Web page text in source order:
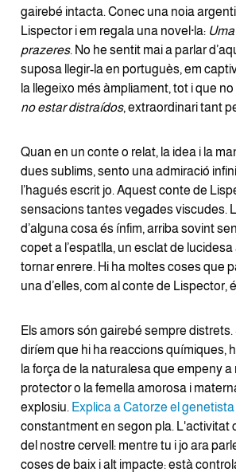
gairebé intacta. Conec una noia
Lispector i em regala una novel·la:
prazeres. No he sentit mai a parlar
suposa llegir-la en portuguès, em
la llegeixo més àmpliament, tot i que
no estar distraídos, extraordinari tant
Quan en un conte o relat, la idea i la
dues sublims, sento una admiració
l’hagués escrit jo. Aquest conte de
sensacions tantes vegades viscudes.
d’alguna cosa és ínfim, arriba sovint
copet a l’espatlla, un esclat de
tornar enrere. Hi ha moltes coses que
una d’elles, com al conte de Lispector,
Els amors són gairebé sempre
diríem que hi ha reaccions químiques,
la força de la naturalesa que empeny
protector o la femella amorosa i
explosiu. Explica a Catorze el
constantment en segon pla. L'activitat
del nostre cervell: mentre tu i jo ara
coses de baix i alt impacte: està